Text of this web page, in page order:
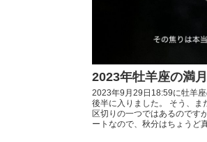
2023年牡羊座の満
2023年9月29日18:59に牡羊
後半に入りました。 そう、
区切りの一つではあるのです
ートなので、秋分はちょうど真